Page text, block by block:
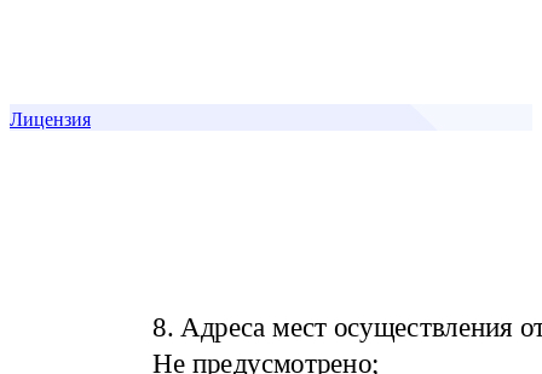
Лицензия